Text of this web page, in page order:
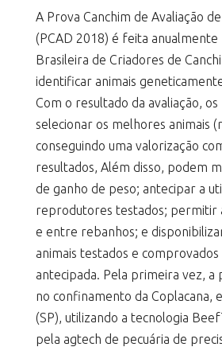
A Prova Canchim de Avaliação
(PCAD 2018) é feita anualmente
Brasileira de Criadores de
identificar animais
Com o resultado da avaliação,
selecionar os melhores animais
conseguindo uma valorização
resultados, Além disso, podem
de ganho de peso; antecipar a
reprodutores testados; permitir
e entre rebanhos; e
animais testados e
antecipada. Pela primeira vez, a
no confinamento da Coplacana,
(SP), utilizando a tecnologia
pela agtech de pecuária de